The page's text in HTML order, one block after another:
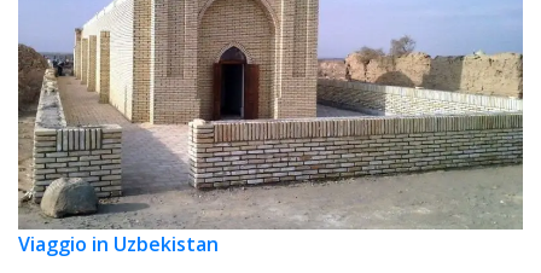
Viaggio in Uzbekistan